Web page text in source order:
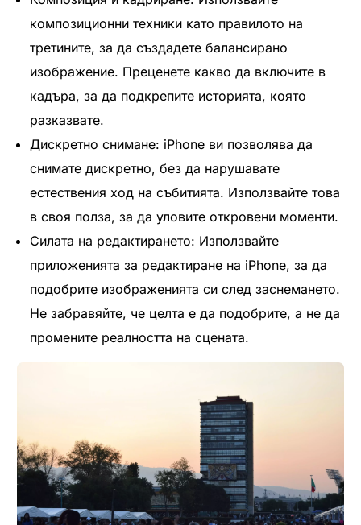
композиционни техники като правилото на
третините, за да създадете балансирано
изображение. Преценете какво да включите в
кадъра, за да подкрепите историята, която
разказвате.
Дискретно снимане: iPhone ви позволява да
снимате дискретно, без да нарушавате
естествения ход на събитията. Използвайте това
в своя полза, за да уловите откровени моменти.
Силата на редактирането: Използвайте
приложенията за редактиране на iPhone, за да
подобрите изображенията си след заснемането.
Не забравяйте, че целта е да подобрите, а не да
промените реалността на сцената.